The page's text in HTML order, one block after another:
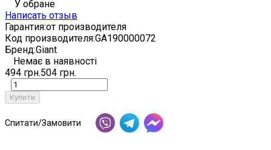
У обране
Написать отзыв
Гарантия:от производителя
Код производителя:GA190000072
Бренд:Giant
Немає в наявності
494 грн.504 грн.
Купити
Спитати/Замовити